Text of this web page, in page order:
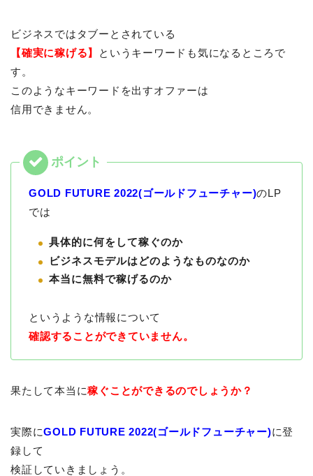
ビジネスではタブーとされている
【確実に稼げる】
というキーワードも気になるところで
す。
このようなキーワードを出すオファーは
信用できません。
GOLD FUTURE 2022(ゴールドフューチャー)のLP
では
具体的に何をして稼ぐのか
ビジネスモデルはどのようなものなのか
本当に無料で稼げるのか
というような情報について
確認することができていません。
果たして本当に稼ぐことができるのでしょうか？
実際にGOLD FUTURE 2022(ゴールドフューチャー)に登
録して
検証していきましょう。